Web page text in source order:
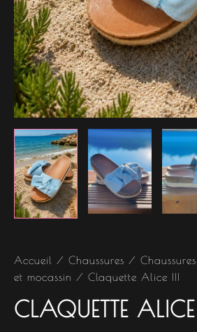
Accueil / Chaussures /
et mocassin / Claquette Alice III
CLAQUETTE ALICE